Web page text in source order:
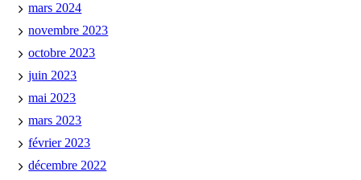
mars 2024
novembre 2023
octobre 2023
juin 2023
mai 2023
mars 2023
février 2023
décembre 2022